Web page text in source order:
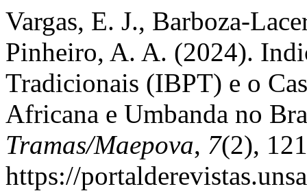
Vargas, E. J., Barboza-
Pinheiro, A. A. (2024).
Tradicionais (IBPT) e o
Africana e Umbanda no
Tramas/Maepova, 7(2),
https://